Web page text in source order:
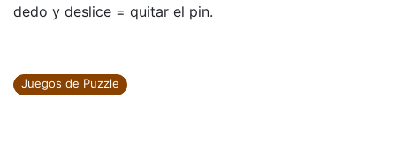
dedo y deslice = quitar el pin.
Juegos de Puzzle